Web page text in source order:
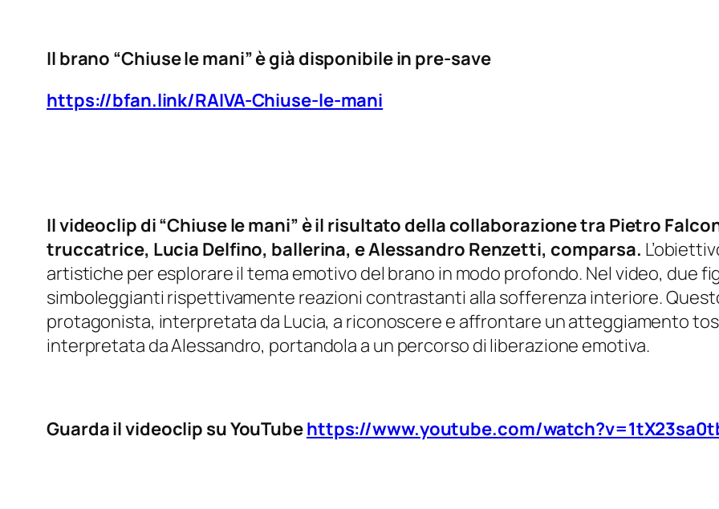
Il brano “Chiuse le mani” è già disponibile in pre-save
https://bfan.link/RAIVA-Chiuse-le-mani
Il videoclip di “Chiuse le mani” è il risultato della collaborazione tra Pietro
truccatrice, Lucia Delfino, ballerina, e Alessandro Renzetti, comparsa.
artistiche per esplorare il tema emotivo del brano in modo profondo. Nel video, due
simboleggianti rispettivamente reazioni contrastanti alla sofferenza interiore.
protagonista, interpretata da Lucia, a riconoscere e affrontare un atteggiamento
interpretata da Alessandro, portandola a un percorso di liberazione emotiva.
Guarda il videoclip su YouTubehttps://www.youtube.com/